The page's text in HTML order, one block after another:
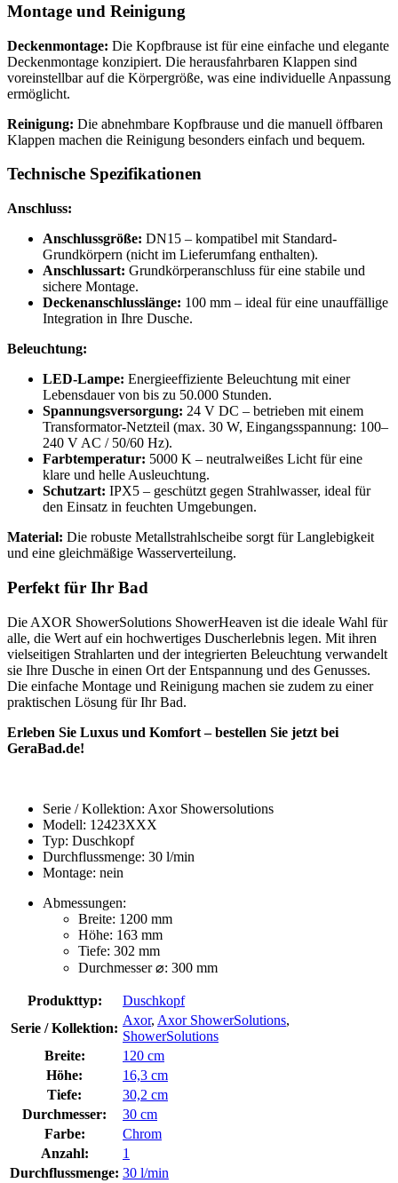
Montage und Reinigung
Deckenmontage: Die Kopfbrause ist für eine einfache und elegante
Deckenmontage konzipiert. Die herausfahrbaren Klappen sind
voreinstellbar auf die Körpergröße, was eine individuelle Anpassung
ermöglicht.
Reinigung: Die abnehmbare Kopfbrause und die manuell öffbaren
Klappen machen die Reinigung besonders einfach und bequem.
Technische Spezifikationen
Anschluss:
Anschlussgröße: DN15 – kompatibel mit Standard-
Grundkörpern (nicht im Lieferumfang enthalten).
Anschlussart: Grundkörperanschluss für eine stabile und
sichere Montage.
Deckenanschlusslänge: 100 mm – ideal für eine unauffällige
Integration in Ihre Dusche.
Beleuchtung:
LED-Lampe: Energieeffiziente Beleuchtung mit einer
Lebensdauer von bis zu 50.000 Stunden.
Spannungsversorgung: 24 V DC – betrieben mit einem
Transformator-Netzteil (max. 30 W, Eingangsspannung: 100–
240 V AC / 50/60 Hz).
Farbtemperatur: 5000 K – neutralweißes Licht für eine
klare und helle Ausleuchtung.
Schutzart: IPX5 – geschützt gegen Strahlwasser, ideal für
den Einsatz in feuchten Umgebungen.
Material: Die robuste Metallstrahlscheibe sorgt für Langlebigkeit
und eine gleichmäßige Wasserverteilung.
Perfekt für Ihr Bad
Die AXOR ShowerSolutions ShowerHeaven ist die ideale Wahl für
alle, die Wert auf ein hochwertiges Duscherlebnis legen. Mit ihren
vielseitigen Strahlarten und der integrierten Beleuchtung verwandelt
sie Ihre Dusche in einen Ort der Entspannung und des Genusses.
Die einfache Montage und Reinigung machen sie zudem zu einer
praktischen Lösung für Ihr Bad.
Erleben Sie Luxus und Komfort – bestellen Sie jetzt bei
GeraBad.de!
Serie / Kollektion: Axor Showersolutions
Modell: 12423XXX
Typ: Duschkopf
Durchflussmenge: 30 l/min
Montage: nein
Abmessungen:
Breite: 1200 mm
Höhe: 163 mm
Tiefe: 302 mm
Durchmesser ⌀: 300 mm
Produkttyp:
Duschkopf
Serie / Kollektion:
Axor, Axor ShowerSolutions,
ShowerSolutions
Breite:
120 cm
Höhe:
16,3 cm
Tiefe:
30,2 cm
Durchmesser:
30 cm
Farbe:
Chrom
Anzahl:
1
Durchflussmenge: 30 l/min